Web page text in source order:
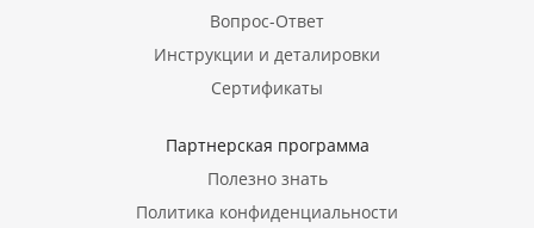
Вопрос-Ответ
Инструкции и деталировки
Сертификаты
Партнерская программа
Полезно знать
Политика конфиденциальности